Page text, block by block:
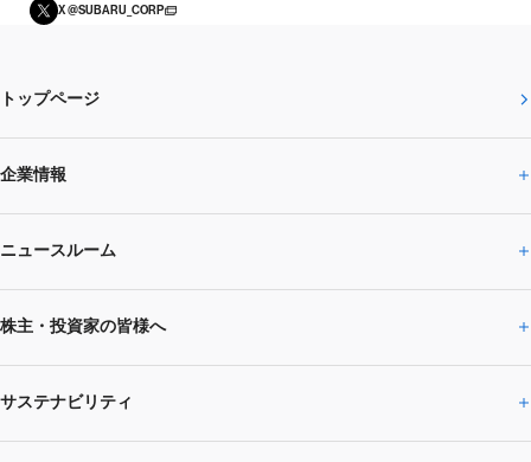
X @SUBARU_CORP
トップページ
企業情報
企業情報トップ
SUBARUのありたい姿
SUBARU 2025方針
ニュースルーム
ニュースルームトップ
ニュースリリース
株主・投資家の皆様へ
株主・投資家の皆様へトップ
サステナビリティ